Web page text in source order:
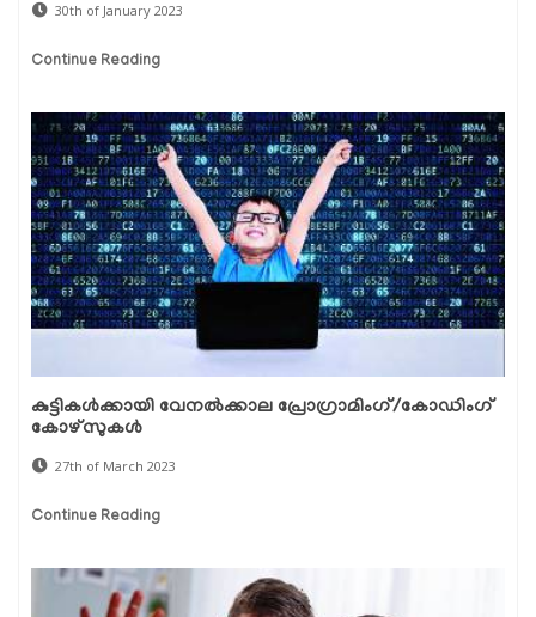
30th of January 2023
Continue Reading
കുട്ടികൾക്കായി വേനൽക്കാല പ്രോഗ്രാമിംഗ്/കോഡിംഗ്
കോഴ്‌സുകൾ
27th of March 2023
Continue Reading